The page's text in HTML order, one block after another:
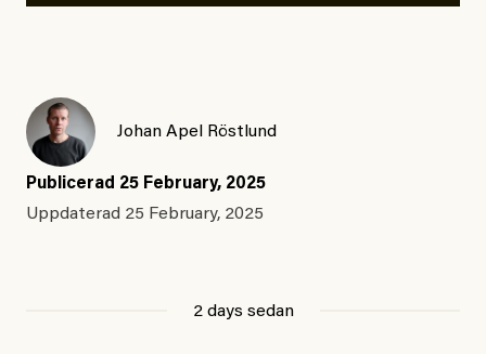
Johan Apel Röstlund
Publicerad 25 February, 2025
Uppdaterad 25 February, 2025
2 days sedan